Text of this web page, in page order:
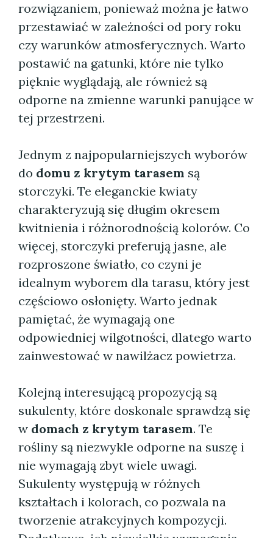
rozwiązaniem, ponieważ można je łatwo
przestawiać w zależności od pory roku
czy warunków atmosferycznych. Warto
postawić na gatunki, które nie tylko
pięknie wyglądają, ale również są
odporne na zmienne warunki panujące w
tej przestrzeni.
Jednym z najpopularniejszych wyborów
do domu z krytym tarasem są
storczyki. Te eleganckie kwiaty
charakteryzują się długim okresem
kwitnienia i różnorodnością kolorów. Co
więcej, storczyki preferują jasne, ale
rozproszone światło, co czyni je
idealnym wyborem dla tarasu, który jest
częściowo osłonięty. Warto jednak
pamiętać, że wymagają one
odpowiedniej wilgotności, dlatego warto
zainwestować w nawilżacz powietrza.
Kolejną interesującą propozycją są
sukulenty, które doskonale sprawdzą się
w domach z krytym tarasem. Te
rośliny są niezwykle odporne na suszę i
nie wymagają zbyt wiele uwagi.
Sukulenty występują w różnych
kształtach i kolorach, co pozwala na
tworzenie atrakcyjnych kompozycji.